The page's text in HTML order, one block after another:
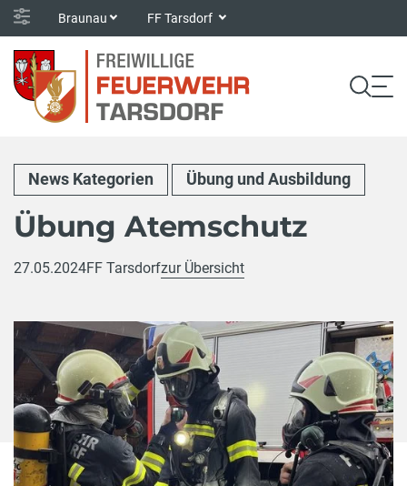
Braunau FF Tarsdorf
News Kategorien Übung und Ausbildung
Übung Atemschutz
27.05.2024FF Tarsdorfzur Übersicht